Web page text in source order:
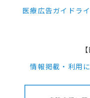
医療広告ガイドラ
情報掲載・利用